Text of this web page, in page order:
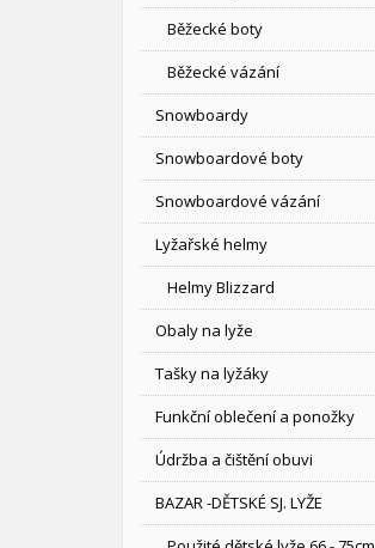
Běžecké boty
Běžecké vázání
Snowboardy
Snowboardové boty
Snowboardové vázání
Lyžařské helmy
Helmy Blizzard
Obaly na lyže
Tašky na lyžáky
Funkční oblečení a ponožky
Údržba a čištění obuvi
BAZAR -DĚTSKÉ SJ. LYŽE